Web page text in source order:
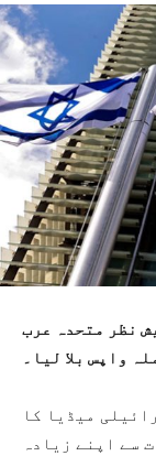
نظر متحدہ عرب
واپس بلا لیا۔
میڈیا کا
سے اپنے زیادہ